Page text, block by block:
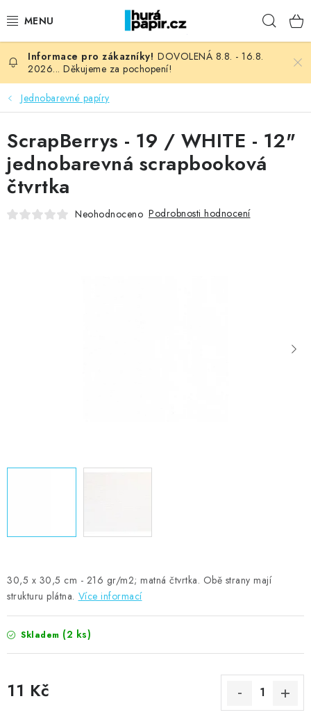
na
NOVINKY
HURÁ DÍLNA
VŠECHNO ZBOŽÍ
KNIHAŘSKÝ MATERIÁL
DOVOLENÁ 8.8. - 16.8.
2026... Děkujeme za pochopení!
Jednobarevné papíry
30,5 x 30,5 cm - 216 gr/m2; matná čtvrtka. Obě strany mají
strukturu plátna. Více informací
Skladem (2 ks)
11 Kč
ScrapBerrys - 19 / WHITE - 12"
jednobarevná scrapbooková
čtvrtka
Neohodnoceno Podrobnosti hodnocení